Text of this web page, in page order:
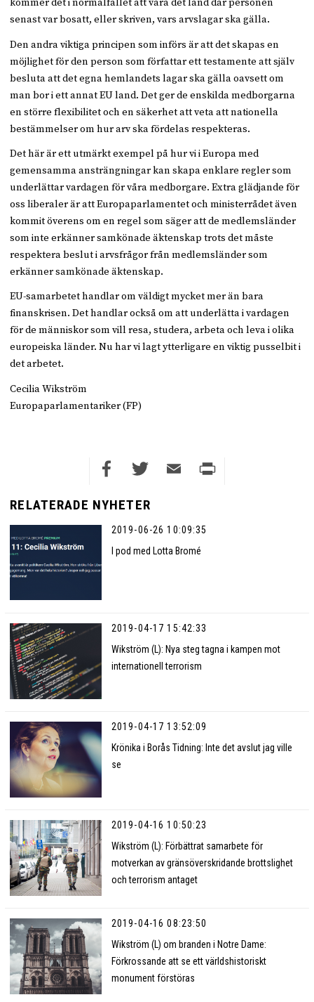
RELATERADE NYHETER
2019-06-26 10:09:35
I pod med Lotta Bromé
2019-04-17 15:42:33
Wikström (L): Nya steg tagna i kampen mot
internationell terrorism
2019-04-17 13:52:09
Krönika i Borås Tidning: Inte det avslut jag ville
se
2019-04-16 10:50:23
Wikström (L): Förbättrat samarbete för
motverkan av gränsöverskridande brottslighet
och terrorism antaget
2019-04-16 08:23:50
Wikström (L) om branden i Notre Dame:
Förkrossande att se ett världshistoriskt
monument förstöras
kommer det i normalfallet att vara det land där personen
senast var bosatt, eller skriven, vars arvslagar ska gälla.
Den andra viktiga principen som införs är att det skapas en
möjlighet för den person som författar ett testamente att själv
besluta att det egna hemlandets lagar ska gälla oavsett om
man bor i ett annat EU land. Det ger de enskilda medborgarna
en större flexibilitet och en säkerhet att veta att nationella
bestämmelser om hur arv ska fördelas respekteras.
Det här är ett utmärkt exempel på hur vi i Europa med
gemensamma ansträngningar kan skapa enklare regler som
underlättar vardagen för våra medborgare. Extra glädjande för
oss liberaler är att Europaparlamentet och ministerrådet även
kommit överens om en regel som säger att de medlemsländer
som inte erkänner samkönade äktenskap trots det måste
respektera beslut i arvsfrågor från medlemsländer som
erkänner samkönade äktenskap.
EU-samarbetet handlar om väldigt mycket mer än bara
finanskrisen. Det handlar också om att underlätta i vardagen
för de människor som vill resa, studera, arbeta och leva i olika
europeiska länder. Nu har vi lagt ytterligare en viktig pusselbit i
det arbetet.
Cecilia Wikström
Europaparlamentariker (FP)
Facebook
Twitter
Email